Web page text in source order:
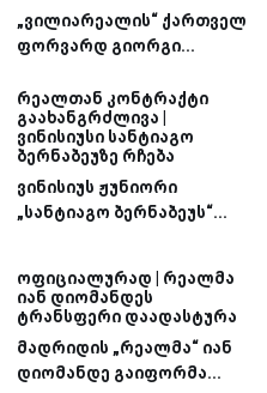
„ვილიარეალის“ ქართველ
ფორვარდ გიორგი...
რეალთან კონტრაქტი
გაახანგრძლივა |
ვინისიუსი სანტიაგო
ბერნაბეუზე რჩება
ვინისიუს ჟუნიორი
„სანტიაგო ბერნაბეუს“...
ოფიციალურად | რეალმა
იან დიომანდეს
ტრანსფერი დაადასტურა
მადრიდის „რეალმა“ იან
დიომანდე გაიფორმა...